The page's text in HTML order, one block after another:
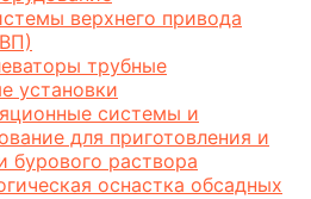
верхнего привода
трубные
установки
системы и
для приготовления и
бурового раствора
оснастка обсадных